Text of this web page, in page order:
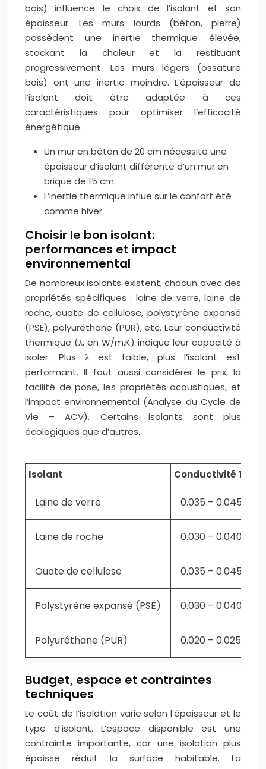
bois) influence le choix de l’isolant et son
épaisseur. Les murs lourds (béton, pierre)
possèdent une inertie thermique élevée,
stockant la chaleur et la restituant
progressivement. Les murs légers (ossature
bois) ont une inertie moindre. L’épaisseur de
l’isolant doit être adaptée à ces
caractéristiques pour optimiser l’efficacité
énergétique.
Un mur en béton de 20 cm nécessite une
épaisseur d’isolant différente d’un mur en
brique de 15 cm.
L’inertie thermique influe sur le confort été
comme hiver.
Choisir le bon isolant:
performances et impact
environnemental
De nombreux isolants existent, chacun avec des
propriétés spécifiques : laine de verre, laine de
roche, ouate de cellulose, polystyrène expansé
(PSE), polyuréthane (PUR), etc. Leur conductivité
thermique (λ, en W/m.K) indique leur capacité à
isoler. Plus λ est faible, plus l’isolant est
performant. Il faut aussi considérer le prix, la
facilité de pose, les propriétés acoustiques, et
l’impact environnemental (Analyse du Cycle de
Vie – ACV). Certains isolants sont plus
écologiques que d’autres.
Isolant Conductivité
Laine de verre 0.035 – 0.045
Laine de roche 0.030 – 0.040
Ouate de cellulose 0.035 – 0.045
Polystyrène expansé (PSE) 0.030 – 0.040
Polyuréthane (PUR) 0.020 – 0.025
Budget, espace et contraintes
techniques
Le coût de l’isolation varie selon l’épaisseur et le
type d’isolant. L’espace disponible est une
contrainte importante, car une isolation plus
épaisse réduit la surface habitable. La